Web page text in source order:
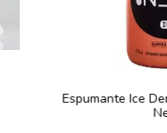
Espumante Ice